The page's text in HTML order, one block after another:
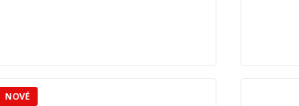
NOVÉ